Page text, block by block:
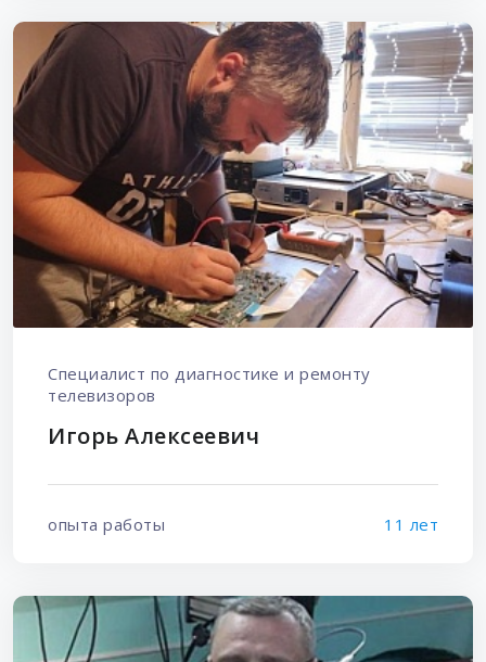
Специалист по диагностике и ремонту
телевизоров
Игорь Алексеевич
опыта работы 11 лет